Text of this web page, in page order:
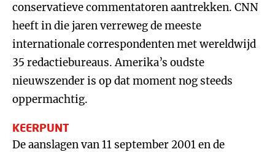
conservatieve commentatoren aantrekken. CNN
heeft in die jaren verreweg de meeste
internationale correspondenten met wereldwijd
35 redactiebureaus. Amerika’s oudste
nieuwszender is op dat moment nog steeds
oppermachtig.
KEERPUNT
De aanslagen van 11 september 2001 en de